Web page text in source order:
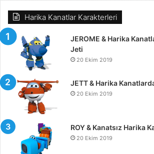
Harika Kanatlar Karakterleri
JEROME & Harika
Jeti
20 Ekim 2019
JETT & Harika
20 Ekim 2019
ROY & Kanatsız Harika
20 Ekim 2019